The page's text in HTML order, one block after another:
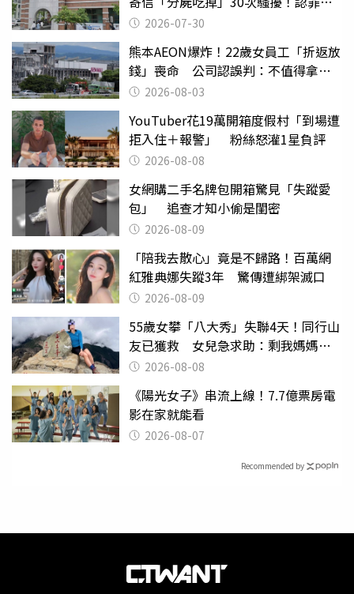
關 2026-07-30
熊本AEON爆炸！22歲女員工「折返放
錢」喪命 公司認誤判：不值得拿命
換 2026-08-03
YouTuber花19萬開箱度假村「到場遭
拒入住＋報警」 粉絲怒灌1星負評
2026-08-08
女網購二手名牌包開箱驚見「失蹤愛
包」 追查才知小偷是閨密
2026-08-09
「陪我去散心」竟是不歸路！百萬網
紅雅典娜失蹤3年 驚傳遭綁架滅口
2026-08-09
55歲女攀「八大秀」失聯4天！同行山
友已獲救 女兒急求助：剩我媽媽還
沒找到
2026-08-08
《陽光女子》串流上線！7.7億票房電
影在家就能看
2026-08-07
Recommended by